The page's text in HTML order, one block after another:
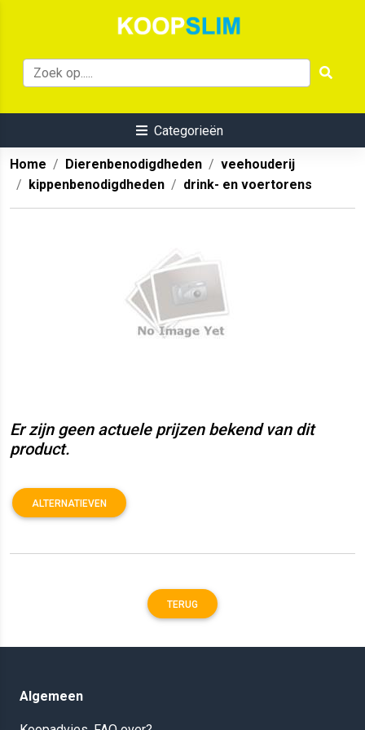
Categorieën
Home Dierenbenodigdheden
veehouderij
kippenbenodigdheden
drink- en voertorens
Er zijn geen actuele prijzen bekend van dit
product.
ALTERNATIEVEN
TERUG
Algemeen